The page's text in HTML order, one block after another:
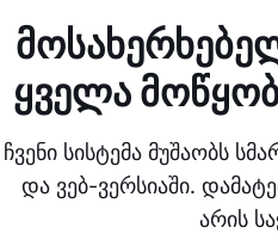
ყველა
ჩვენი სისტემა მუშაობს
და ვებ-ვერსიაში.
არის